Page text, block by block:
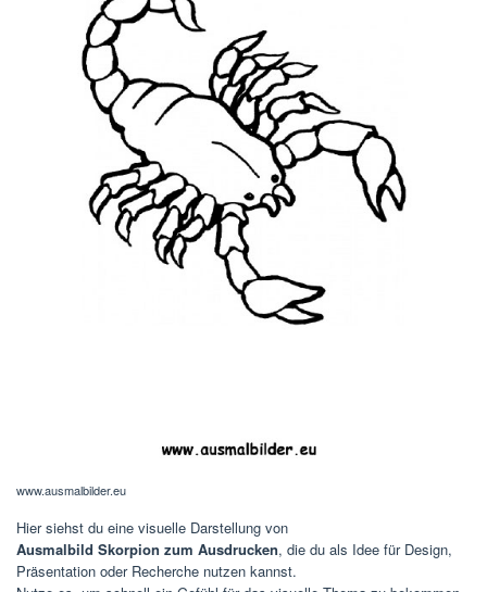
www.ausmalbilder.eu
Hier siehst du eine visuelle Darstellung von
Ausmalbild Skorpion zum Ausdrucken, die du als Idee für Design,
Präsentation oder Recherche nutzen kannst.